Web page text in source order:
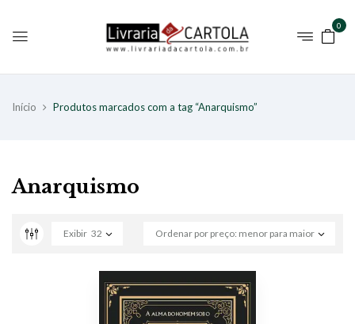
0
Início Produtos marcados com a tag “Anarquismo”
Anarquismo
Ordenar por preço: menor para maior
Exibir 32